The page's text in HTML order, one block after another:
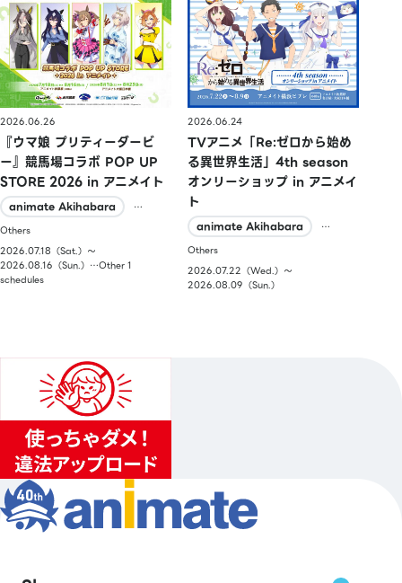
2026.06.26
『ウマ娘 プリティーダービ
ー』競馬場コラボ POP UP
STORE 2026 in アニメイト
animate Akihabara
…
Others
2026.07.18（Sat.）〜
2026.08.16（Sun.）…Other 1
schedules
2026.06.24
TVアニメ「Re:ゼロから始め
る異世界生活」4th season
オンリーショップ in アニメイ
ト
animate Akihabara
…
Others
2026.07.22（Wed.）〜
2026.08.09（Sun.）